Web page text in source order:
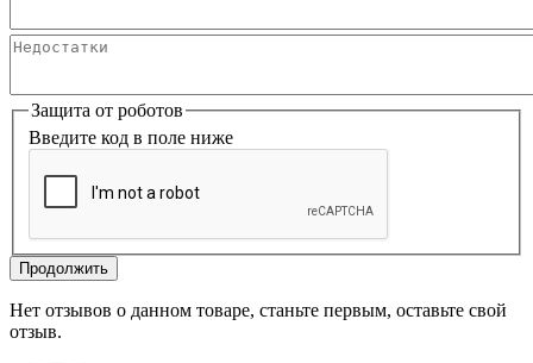
Защита от роботов
Введите код в поле ниже
Продолжить
Нет отзывов о данном товаре, станьте первым, оставьте свой
отзыв.